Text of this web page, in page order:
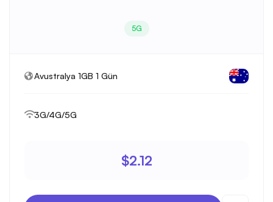
5G
Avustralya 1GB 1 Gün
3G/4G/5G
$2.12